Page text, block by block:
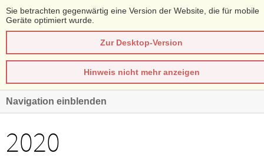
Sie betrachten gegenwärtig eine Version der Website, die für mobile
Geräte optimiert wurde.
Zur Desktop-Version
Hinweis nicht mehr anzeigen
Navigation einblenden
2020